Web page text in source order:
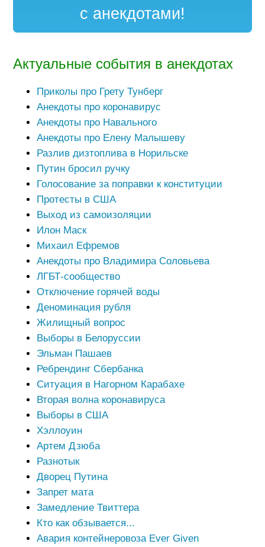
с анекдотами!
Актуальные события в анекдотах
Приколы про Грету Тунберг
Анекдоты про коронавирус
Анекдоты про Навального
Анекдоты про Елену Малышеву
Разлив дизтоплива в Норильске
Путин бросил ручку
Голосование за поправки к конституции
Протесты в США
Выход из самоизоляции
Илон Маск
Михаил Ефремов
Анекдоты про Владимира Соловьева
ЛГБТ-сообщество
Отключение горячей воды
Деноминация рубля
Жилищный вопрос
Выборы в Белоруссии
Эльман Пашаев
Ребрендинг Сбербанка
Ситуация в Нагорном Карабахе
Вторая волна коронавируса
Выборы в США
Хэллоуин
Артем Дзюба
Разнотык
Дворец Путина
Запрет мата
Замедление Твиттера
Кто как обзывается...
Авария контейнеровоза Ever Given